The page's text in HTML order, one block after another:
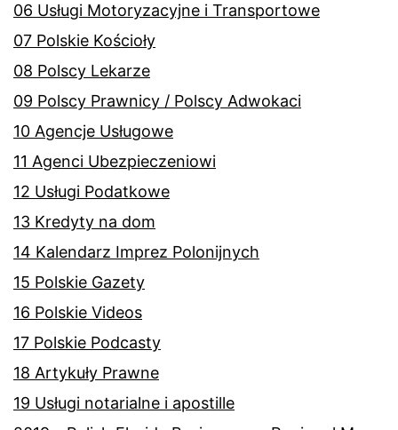
06 Usługi Motoryzacyjne i Transportowe
07 Polskie Kościoły
08 Polscy Lekarze
09 Polscy Prawnicy / Polscy Adwokaci
10 Agencje Usługowe
11 Agenci Ubezpieczeniowi
12 Usługi Podatkowe
13 Kredyty na dom
14 Kalendarz Imprez Polonijnych
15 Polskie Gazety
16 Polskie Videos
17 Polskie Podcasty
18 Artykuły Prawne
19 Usługi notarialne i apostille